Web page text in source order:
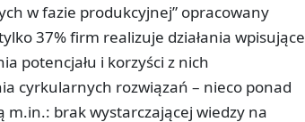
w fazie produkcyjnej” opracowany
37% firm realizuje działania wpisujące
potencjału i korzyści z nich
cyrkularnych rozwiązań – nieco ponad
m.in.: brak wystarczającej wiedzy na